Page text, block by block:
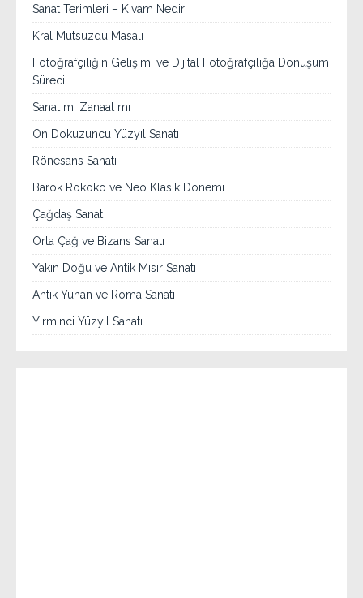
Sanat Terimleri – Kıvam Nedir
Kral Mutsuzdu Masalı
Fotoğrafçılığın Gelişimi ve Dijital Fotoğrafçılığa Dönüşüm
Süreci
Sanat mı Zanaat mı
On Dokuzuncu Yüzyıl Sanatı
Rönesans Sanatı
Barok Rokoko ve Neo Klasik Dönemi
Çağdaş Sanat
Orta Çağ ve Bizans Sanatı
Yakın Doğu ve Antik Mısır Sanatı
Antik Yunan ve Roma Sanatı
Yirminci Yüzyıl Sanatı